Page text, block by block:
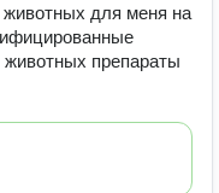
для меня на
препараты